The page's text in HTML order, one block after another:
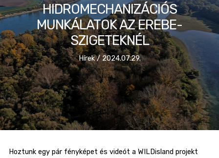
HIDROMECHANIZÁCIÓS
MUNKÁLATOK AZ EREBE-
SZIGETEKNÉL
Hírek/2024.07.29.
Hoztunk egy pár fényképet és videót a WILDisland projekt